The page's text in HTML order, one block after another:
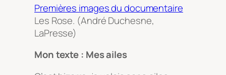
Premières images du documentaire
Les Rose. (André Duchesne,
LaPresse)
Mon texte : Mes ailes